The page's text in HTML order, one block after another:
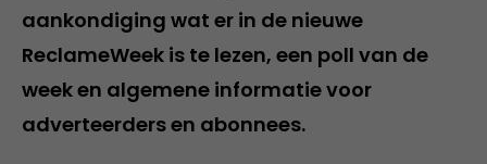
aankondiging wat er in de nieuwe
ReclameWeek is te lezen, een poll van de
week en algemene informatie voor
adverteerders en abonnees.